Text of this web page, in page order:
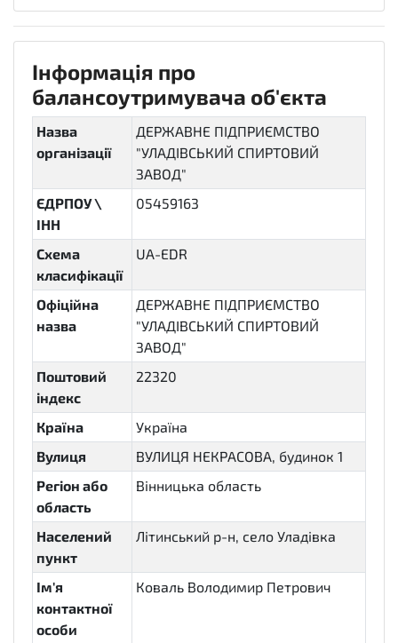
Інформація про
балансоутримувача об'єкта
Назва
організації
ДЕРЖАВНЕ ПІДПРИЄМСТВО
"УЛАДІВСЬКИЙ СПИРТОВИЙ
ЗАВОД"
ЄДРПОУ \
ІНН
05459163
Схема
класифікації
UA-EDR
Офіційна
назва
ДЕРЖАВНЕ ПІДПРИЄМСТВО
"УЛАДІВСЬКИЙ СПИРТОВИЙ
ЗАВОД"
Поштовий
індекс
22320
Країна
Україна
Вулиця
ВУЛИЦЯ НЕКРАСОВА, будинок 1
Регіон або
область
Вінницька область
Населений
пункт
Літинський р-н, село Уладівка
Ім'я
контактної
особи
Коваль Володимир Петрович